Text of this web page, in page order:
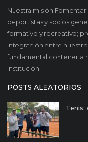
Nuestra misión
deportistas y socios
formativo y recreativo;
integración entre
fundamental contener a
Institución.
POSTS ALEATORIOS
Tenis: